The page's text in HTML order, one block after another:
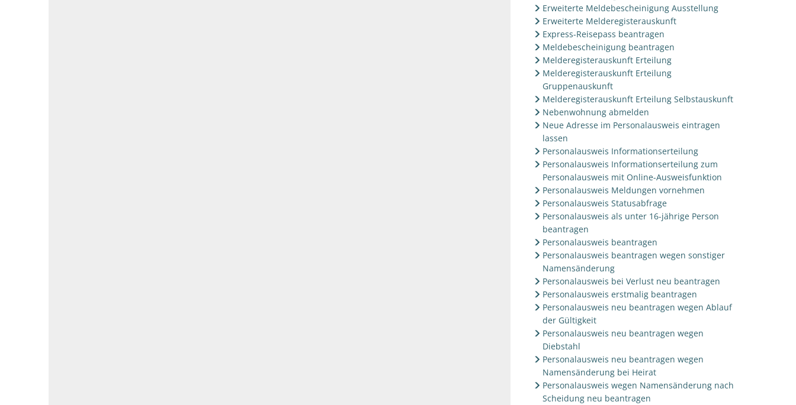
Erweiterte Meldebescheinigung Ausstellung
Erweiterte Melderegisterauskunft
Express-Reisepass beantragen
Meldebescheinigung beantragen
Melderegisterauskunft Erteilung
Melderegisterauskunft Erteilung
Gruppenauskunft
Melderegisterauskunft Erteilung Selbstauskunft
Nebenwohnung abmelden
Neue Adresse im Personalausweis eintragen
lassen
Personalausweis Informationserteilung
Personalausweis Informationserteilung zum
Personalausweis mit Online-Ausweisfunktion
Personalausweis Meldungen vornehmen
Personalausweis Statusabfrage
Personalausweis als unter 16-jährige Person
beantragen
Personalausweis beantragen
Personalausweis beantragen wegen sonstiger
Namensänderung
Personalausweis bei Verlust neu beantragen
Personalausweis erstmalig beantragen
Personalausweis neu beantragen wegen Ablauf
der Gültigkeit
Personalausweis neu beantragen wegen
Diebstahl
Personalausweis neu beantragen wegen
Namensänderung bei Heirat
Personalausweis wegen Namensänderung nach
Scheidung neu beantragen